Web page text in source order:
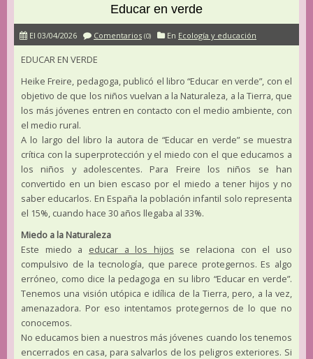
Educar en verde
El 03/04/2026 Comentarios (0) En Ecología y educación
EDUCAR EN VERDE
Heike Freire, pedagoga, publicó el libro “Educar en verde”, con el
objetivo de que los niños vuelvan a la Naturaleza, a la Tierra, que
los más jóvenes entren en contacto con el medio ambiente, con
el medio rural.
A lo largo del libro la autora de “Educar en verde” se muestra
crítica con la superprotección y el miedo con el que educamos a
los niños y adolescentes. Para Freire los niños se han
convertido en un bien escaso por el miedo a tener hijos y no
saber educarlos. En España la población infantil solo representa
el 15%, cuando hace 30 años llegaba al 33%.
Miedo a la Naturaleza
Este miedo a educar a los hijos se relaciona con el uso
compulsivo de la tecnología, que parece protegernos. Es algo
erróneo, como dice la pedagoga en su libro “Educar en verde”.
Tenemos una visión utópica e idílica de la Tierra, pero, a la vez,
amenazadora. Por eso intentamos protegernos de lo que no
conocemos.
No educamos bien a nuestros más jóvenes cuando los tenemos
encerrados en casa, para salvarlos de los peligros exteriores. Si